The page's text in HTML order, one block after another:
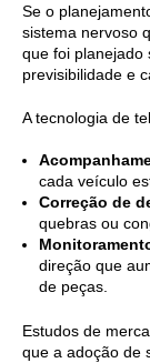
Se o
sistema nervoso
que foi planejado
previsibilidade e
A tecnologia de
cada veículo
Correção de
quebras ou
direção que
de peças.
Estudos de
que a adoção de